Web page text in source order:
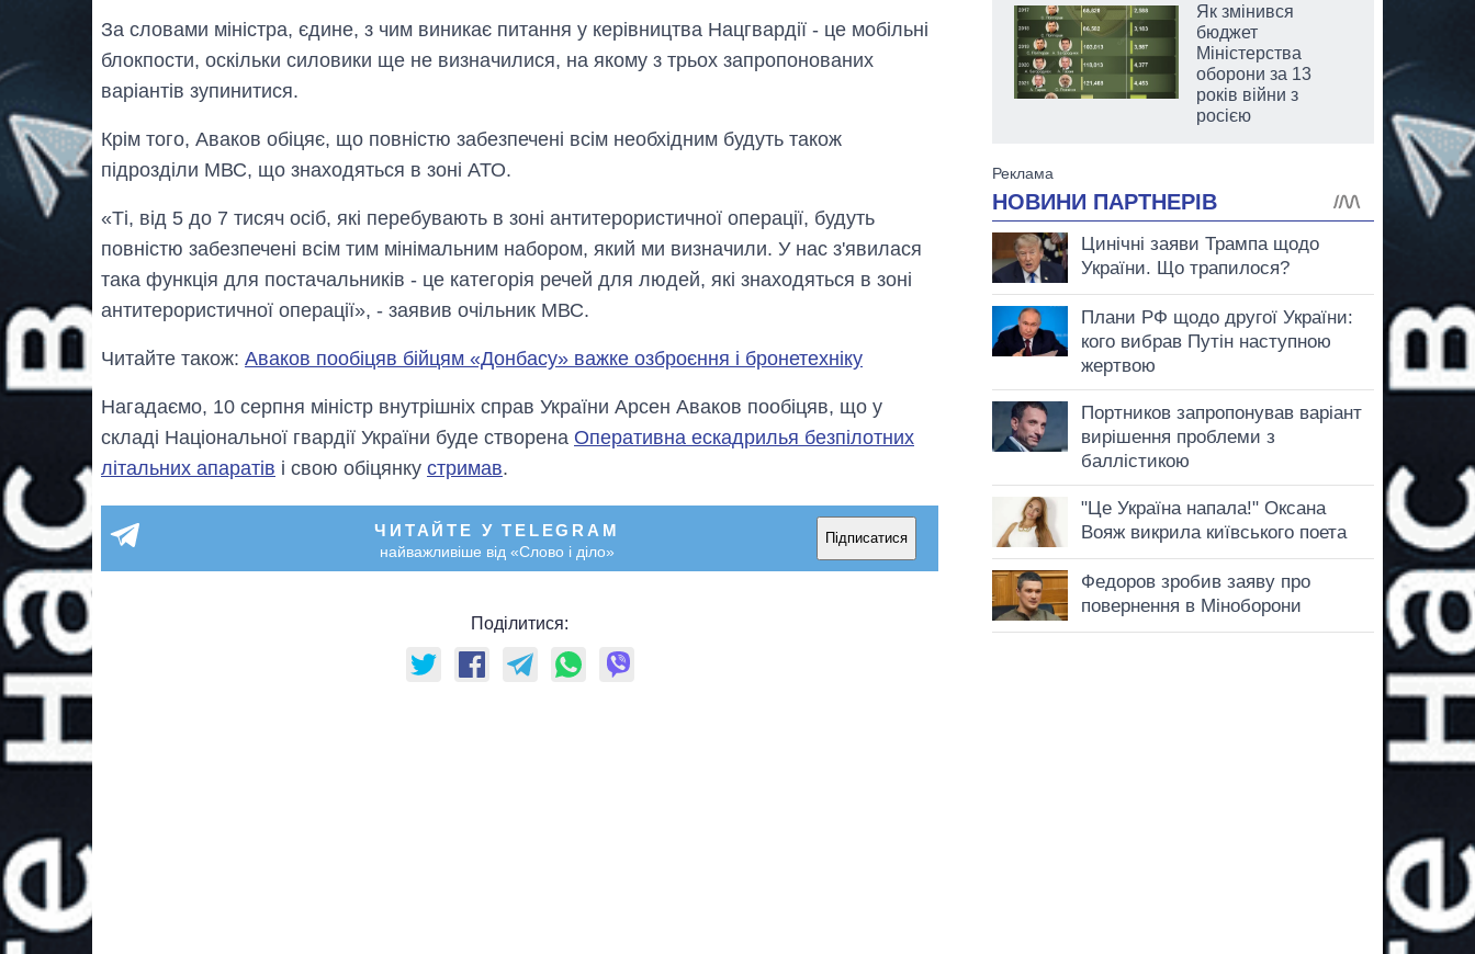
За словами міністра, єдине, з чим виникає питання у керівництва Нацгвардії - це мобільні
блокпости, оскільки силовики ще не визначилися, на якому з трьох запропонованих
варіантів зупинитися.
Крім того, Аваков обіцяє, що повністю забезпечені всім необхідним будуть також
підрозділи МВС, що знаходяться в зоні АТО.
«Ті, від 5 до 7 тисяч осіб, які перебувають в зоні антитерористичної операції, будуть
повністю забезпечені всім тим мінімальним набором, який ми визначили. У нас з'явилася
така функція для постачальників - це категорія речей для людей, які знаходяться в зоні
антитерористичної операції», - заявив очільник МВС.
Читайте також: Аваков пообіцяв бійцям «Донбасу» важке озброєння і бронетехніку
Нагадаємо, 10 серпня міністр внутрішніх справ України Арсен Аваков пообіцяв, що у
складі Національної гвардії України буде створена Оперативна ескадрилья безпілотних
літальних апаратів і свою обіцянку стримав.
ЧИТАЙТЕ У TELEGRAM
найважливіше від «Слово і діло»
Підписатися
Поділитися:
змінилася кількість
вступників на
Як змінився
бюджет
Міністерства
оборони за 13
років війни з
росією